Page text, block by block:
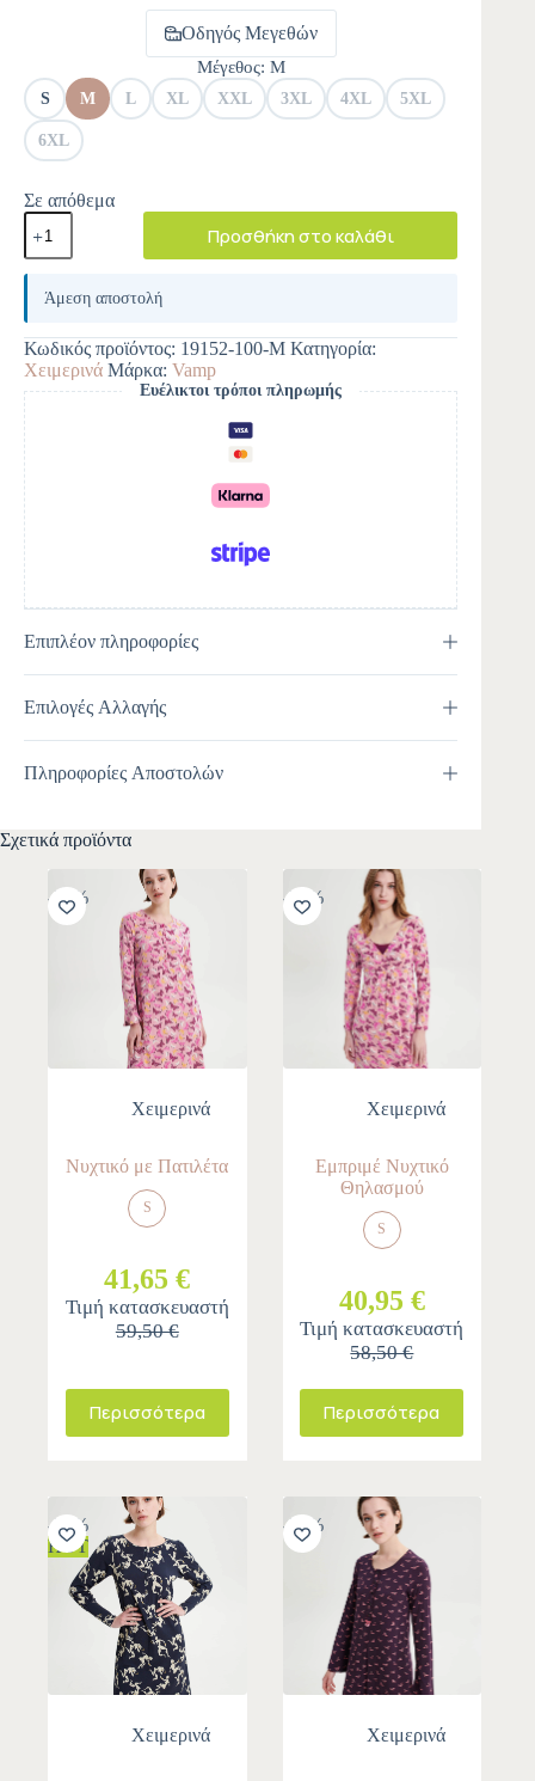
Οδηγός Μεγεθών
Μέγεθος: M
S M L XL XXL 3XL 4XL 5XL
6XL
Σε απόθεμα
Προσθήκη στο καλάθι
A
e
r
n
a
t
i
v
e
:
Άμεση αποστολή
Κωδικός προϊόντος: 19152-100-M Κατηγορία:
Χειμερινά Μάρκα: Vamp
Ευέλικτοι τρόποι πληρωμής
Επιπλέον πληροφορίες
Επιλογές Αλλαγής
Πληροφορίες Αποστολών
Σχετικά προϊόντα
-30%
Χειμερινά
Νυχτικό με Πατιλέτα
S
41,65 €
Τιμή κατασκευαστή
59,50 €
Περισσότερα
-30%
Χειμερινά
Εμπριμέ Νυχτικό
Θηλασμού
S
40,95 €
Τιμή κατασκευαστή
58,50 €
Περισσότερα
-30%
HOT
Χειμερινά
-30%
Χειμερινά